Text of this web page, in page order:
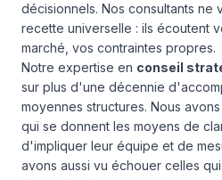
décisionnels. Nos consultants ne
recette universelle : ils écoutent
marché, vos contraintes propres.
Notre expertise en conseil
sur plus d'une décennie
moyennes structures. Nous
qui se donnent les moyens de
d'impliquer leur équipe et de
avons aussi vu échouer celles